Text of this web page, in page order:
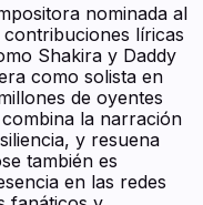
nominada al
líricas
Shakira y Daddy
como solista en
de oyentes
la narración
y resuena
también es
en las redes